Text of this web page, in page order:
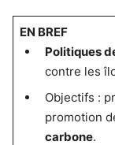
EN BREF
Politiques
contre les
Objectifs :
promotion
carbone.